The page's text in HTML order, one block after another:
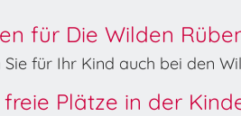
für Die Wilden
für Ihr Kind auch bei den
freie Plätze in der